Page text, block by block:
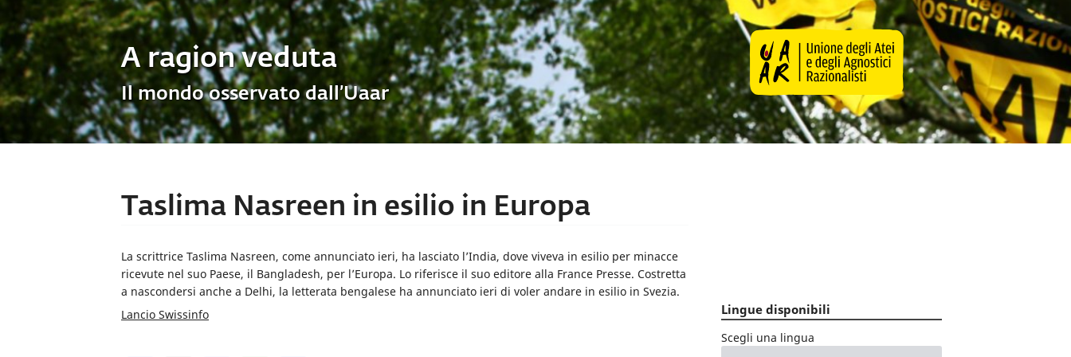
A ragion veduta
Il mondo osservato dall’Uaar
Taslima Nasreen in esilio in Europa
La scrittrice Taslima Nasreen, come annunciato ieri, ha lasciato l’India, dove viveva in esilio per minacce
ricevute nel suo Paese, il Bangladesh, per l’Europa. Lo riferisce il suo editore alla France Presse. Costretta
a nascondersi anche a Delhi, la letterata bengalese ha annunciato ieri di voler andare in esilio in Svezia.
Lancio Swissinfo
Lingue disponibili
Scegli una lingua